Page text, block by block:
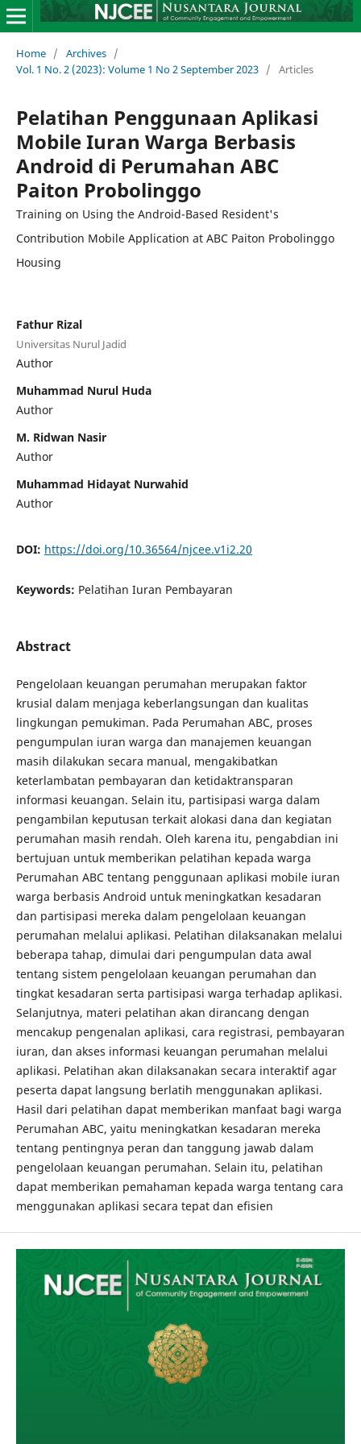
Home / Archives /
Vol. 1 No. 2 (2023): Volume 1 No 2 September 2023 / Articles
Pelatihan Penggunaan Aplikasi
Mobile Iuran Warga Berbasis
Android di Perumahan ABC
Paiton Probolinggo
Training on Using the Android-Based Resident's
Contribution Mobile Application at ABC Paiton Probolinggo
Housing
Fathur Rizal
Universitas Nurul Jadid
Author
Muhammad Nurul Huda
Author
M. Ridwan Nasir
Author
Muhammad Hidayat Nurwahid
Author
DOI: https://doi.org/10.36564/njcee.v1i2.20
Keywords: Pelatihan Iuran Pembayaran
Abstract
Pengelolaan keuangan perumahan merupakan faktor
krusial dalam menjaga keberlangsungan dan kualitas
lingkungan pemukiman. Pada Perumahan ABC, proses
pengumpulan iuran warga dan manajemen keuangan
masih dilakukan secara manual, mengakibatkan
keterlambatan pembayaran dan ketidaktransparan
informasi keuangan. Selain itu, partisipasi warga dalam
pengambilan keputusan terkait alokasi dana dan kegiatan
perumahan masih rendah. Oleh karena itu, pengabdian ini
bertujuan untuk memberikan pelatihan kepada warga
Perumahan ABC tentang penggunaan aplikasi mobile iuran
warga berbasis Android untuk meningkatkan kesadaran
dan partisipasi mereka dalam pengelolaan keuangan
perumahan melalui aplikasi. Pelatihan dilaksanakan melalui
beberapa tahap, dimulai dari pengumpulan data awal
tentang sistem pengelolaan keuangan perumahan dan
tingkat kesadaran serta partisipasi warga terhadap aplikasi.
Selanjutnya, materi pelatihan akan dirancang dengan
mencakup pengenalan aplikasi, cara registrasi, pembayaran
iuran, dan akses informasi keuangan perumahan melalui
aplikasi. Pelatihan akan dilaksanakan secara interaktif agar
peserta dapat langsung berlatih menggunakan aplikasi.
Hasil dari pelatihan dapat memberikan manfaat bagi warga
Perumahan ABC, yaitu meningkatkan kesadaran mereka
tentang pentingnya peran dan tanggung jawab dalam
pengelolaan keuangan perumahan. Selain itu, pelatihan
dapat memberikan pemahaman kepada warga tentang cara
menggunakan aplikasi secara tepat dan efisien